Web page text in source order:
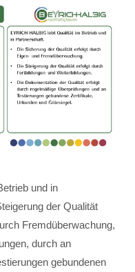
und in
der Qualität
Fremdüberwachung,
durch an
gebundenen